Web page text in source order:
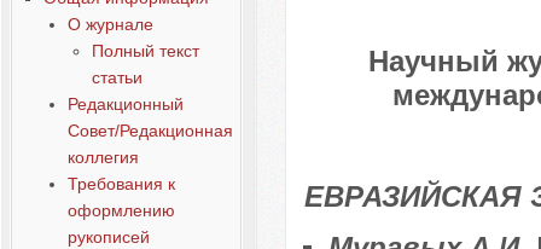
О журнале
Полный текст
статьи
Редакционный
Совет/Редакционная
коллегия
Требования к
оформлению
рукописей
Научный
ЕВРАЗИЙСКАЯ